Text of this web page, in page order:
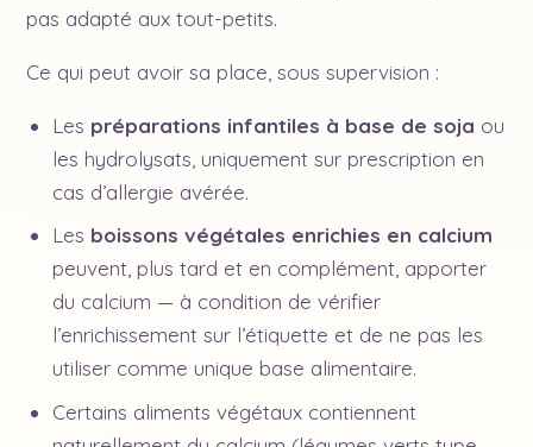
pas adapté aux tout-petits.
Ce qui peut avoir sa place, sous supervision :
Les préparations infantiles à base de soja ou
les hydrolysats, uniquement sur prescription en
cas d’allergie avérée.
Les boissons végétales enrichies en calcium
peuvent, plus tard et en complément, apporter
du calcium — à condition de vérifier
l’enrichissement sur l’étiquette et de ne pas les
utiliser comme unique base alimentaire.
Certains aliments végétaux contiennent